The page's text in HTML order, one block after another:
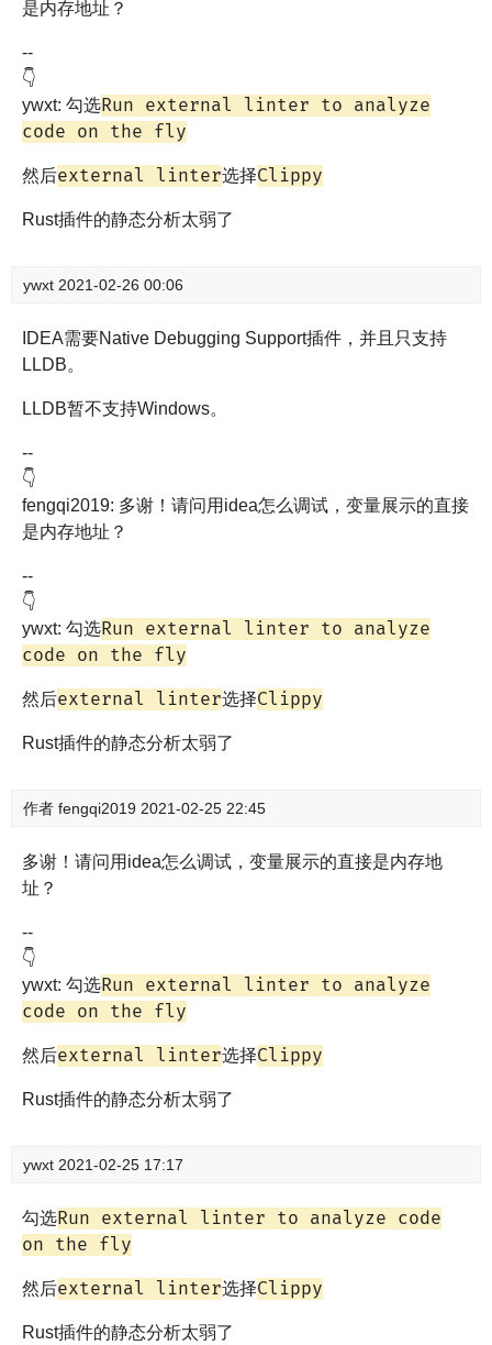
是内存地址？
--
👇
ywxt: 勾选Run external linter to analyze
code on the fly
然后external linter选择Clippy
Rust插件的静态分析太弱了
ywxt 2021-02-26 00:06
IDEA需要Native Debugging Support插件，并且只支持
LLDB。
LLDB暂不支持Windows。
--
👇
fengqi2019: 多谢！请问用idea怎么调试，变量展示的直接
是内存地址？
--
👇
ywxt: 勾选Run external linter to analyze
code on the fly
然后external linter选择Clippy
Rust插件的静态分析太弱了
作者 fengqi2019 2021-02-25 22:45
多谢！请问用idea怎么调试，变量展示的直接是内存地
址？
--
👇
ywxt: 勾选Run external linter to analyze
code on the fly
然后external linter选择Clippy
Rust插件的静态分析太弱了
ywxt 2021-02-25 17:17
勾选Run external linter to analyze code
on the fly
然后external linter选择Clippy
Rust插件的静态分析太弱了